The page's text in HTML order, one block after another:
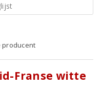
producent
Franse witte